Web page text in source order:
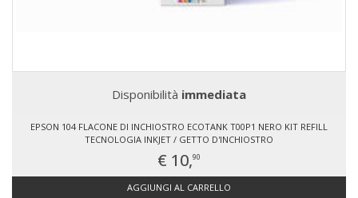
Disponibilità immediata
EPSON 104 FLACONE DI INCHIOSTRO ECOTANK T00P1 NERO KIT REFILL
TECNOLOGIA INKJET / GETTO D'INCHIOSTRO
€ 10,90
AGGIUNGI AL CARRELLO